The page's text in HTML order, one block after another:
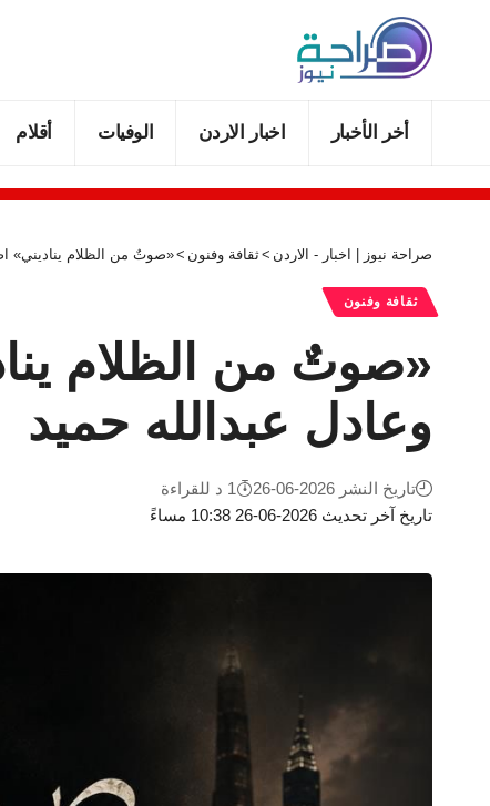
أخر الأخبار اخبار الاردن الوفيات أقلام
صراحة نيوز | اخبار - الاردن >ثقافة وفنون >«صوتٌ من الظلام يناديني»
ثقافة وفنون
«صوتٌ من الظلام
وعادل عبدالله حميد
تاريخ آخر تحديث 2026-06-26 10:38 مساءً
تاريخ النشر 2026-06-26 1 د للقراءة